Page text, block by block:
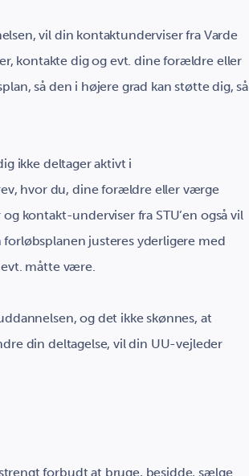
vil din kontaktunderviser fra Varde
kontakte dig og evt. dine forældre eller
så den i højere grad kan støtte dig, så
ikke deltager aktivt i
hvor du, dine forældre eller værge
kontakt-underviser fra STU’en også vil
justeres yderligere med
måtte være.
og det ikke skønnes, at
din deltagelse, vil din UU-vejleder
forbudt at bruge, besidde, sælge